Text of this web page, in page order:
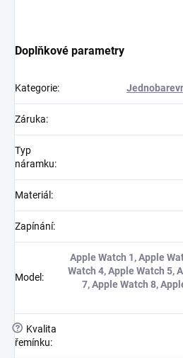
Doplňkové parametry
Kategorie:
Záruka:
Typ
náramku:
Materiál :
Zapínání:
Model :
Apple Watch 1, Apple
Watch 4, Apple Watch 5,
7, Apple Watch 8,
?
Kvalita
řemínku: